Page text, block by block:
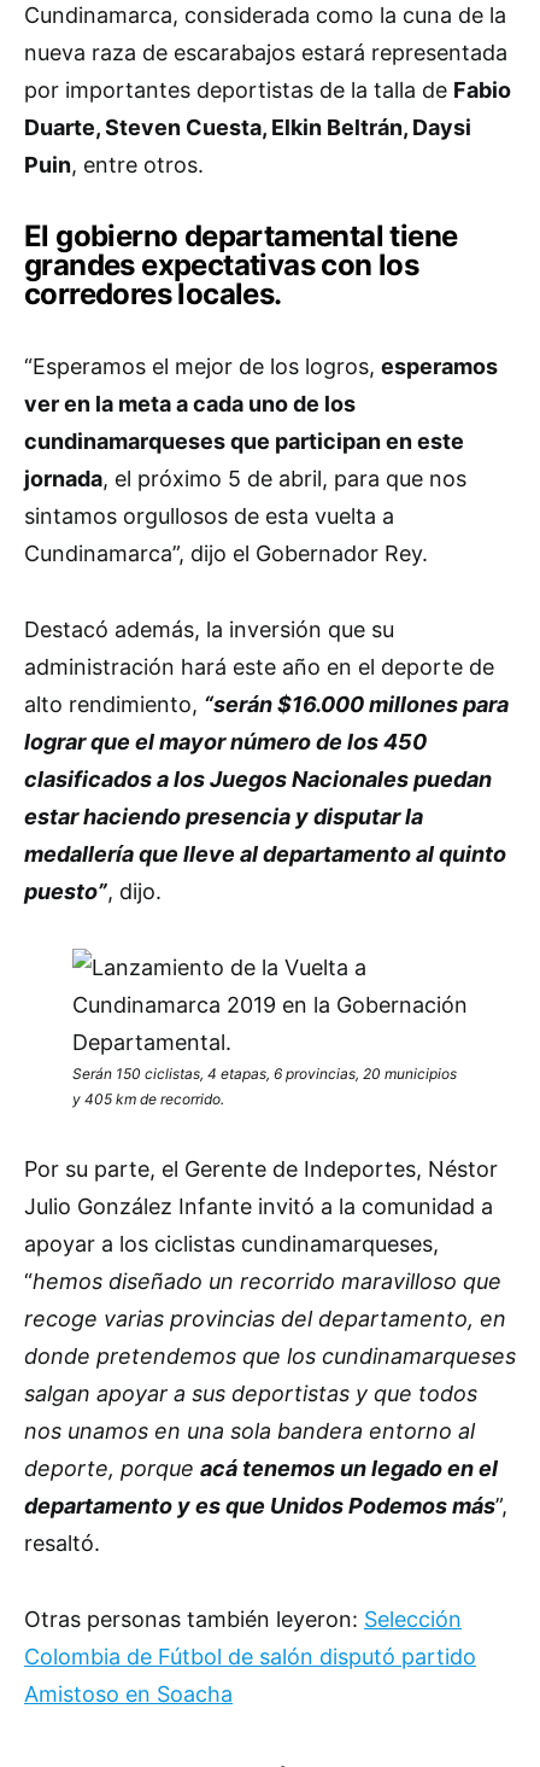
Cundinamarca, considerada como la cuna de la
nueva raza de escarabajos estará representada
por importantes deportistas de la talla de Fabio
Duarte, Steven Cuesta, Elkin Beltrán, Daysi
Puin, entre otros.
El gobierno departamental tiene
grandes expectativas con los
corredores locales.
“Esperamos el mejor de los logros, esperamos
ver en la meta a cada uno de los
cundinamarqueses que participan en este
jornada, el próximo 5 de abril, para que nos
sintamos orgullosos de esta vuelta a
Cundinamarca”, dijo el Gobernador Rey.
Destacó además, la inversión que su
administración hará este año en el deporte de
alto rendimiento, “serán $16.000 millones para
lograr que el mayor número de los 450
clasificados a los Juegos Nacionales puedan
estar haciendo presencia y disputar la
medallería que lleve al departamento al quinto
puesto”, dijo.
Serán 150 ciclistas, 4 etapas, 6 provincias, 20 municipios
y 405 km de recorrido.
Por su parte, el Gerente de Indeportes, Néstor
Julio González Infante invitó a la comunidad a
apoyar a los ciclistas cundinamarqueses,
“hemos diseñado un recorrido maravilloso que
recoge varias provincias del departamento, en
donde pretendemos que los cundinamarqueses
salgan apoyar a sus deportistas y que todos
nos unamos en una sola bandera entorno al
deporte, porque acá tenemos un legado en el
departamento y es que Unidos Podemos más”,
resaltó.
Otras personas también leyeron: Selección
Colombia de Fútbol de salón disputó partido
Amistoso en Soacha